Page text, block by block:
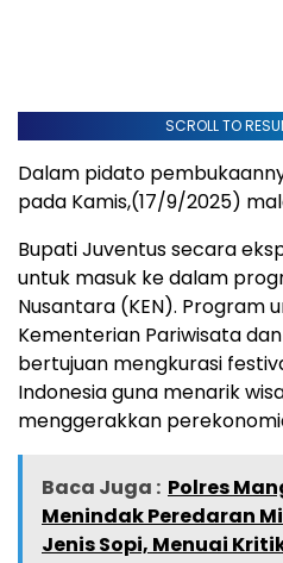
SCROLL TO
Dalam pidato
pada Kamis,(17/9/2025)
Bupati Juventus secara
untuk masuk ke dalam
Nusantara (KEN). Program
Kementerian Pariwisata
bertujuan mengkurasi
Indonesia guna menarik
menggerakkan
Baca Juga : Polres
Menindak Peredaran
Jenis Sopi, Menuai